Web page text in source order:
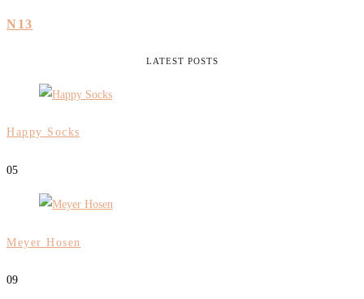
N13
LATEST POSTS
Happy Socks
05
Meyer Hosen
09